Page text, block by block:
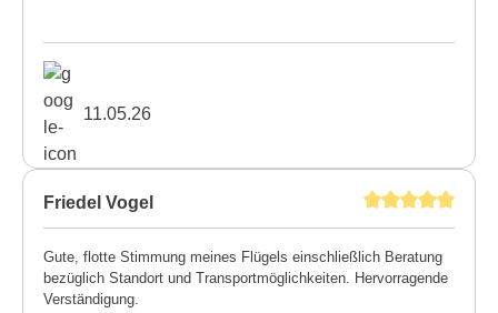
11.05.26
Friedel Vogel
Gute, flotte Stimmung meines Flügels einschließlich Beratung
bezüglich Standort und Transportmöglichkeiten. Hervorragende
Verständigung.